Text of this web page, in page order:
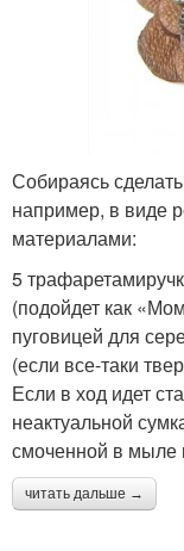
Собираясь
например, в виде
материалами:
5
(подойдет как
пуговицей для
(если все-таки
Если в ход идет
неактуальной
смоченной в мыле
читать дальше →